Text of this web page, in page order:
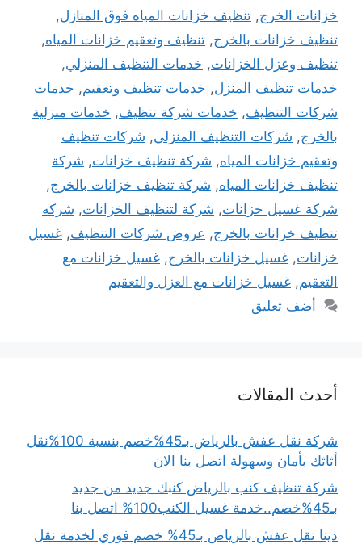
خزانات الخرج, تنظيف خزانات المياه فوق المنازل,
تنظيف خزانات بالخرج, تنظيف وتعقيم خزانات المياه,
تنظيف وعزل الخزانات, خدمات التنظيف المنزلي,
خدمات تنظيف المنزل, خدمات تنظيف وتعقيم, خدمات
شركات التنظيف, خدمات شركة تنظيف, خدمات منزلية
بالخرج, شركات التنظيف المنزلي, شركات تنظيف
وتعقيم خزانات المياه, شركة تنظيف خزانات, شركة
تنظيف خزانات المياه, شركة تنظيف خزانات بالخرج,
شركة غسيل خزانات, شركة لتنظيف الخزانات, شركه
تنظيف خزانات بالخرج, عروض شركات التنظيف, غسيل
خزانات, غسيل خزانات بالخرج, غسيل خزانات مع
التعقيم, غسيل خزانات مع العزل والتعقيم
أضف تعليق
أحدث المقالات
شركة نقل عفش بالرياض بـ45%خصم بنسبة 100%نقل
أثاثك بأمان وسهولة اتصل بنا الان
شركة تنظيف كنب بالرياض كنبك جديد من جديد
بـ45%خصم..خدمة غسيل الكنب100% اتصل بنا
دينا نقل عفش بالرياض بـ45% خصم فوري لخدمة نقل